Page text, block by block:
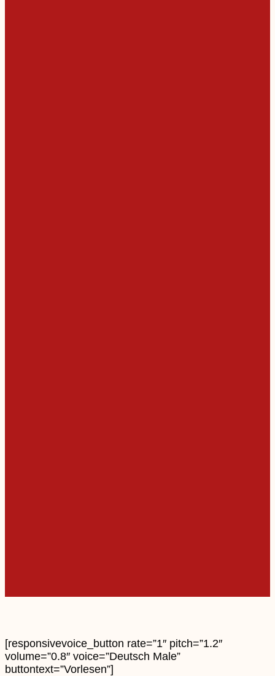
[responsivevoice_button rate=”1″ pitch=”1.2″
volume=”0.8″ voice=”Deutsch Male”
buttontext=”Vorlesen”]